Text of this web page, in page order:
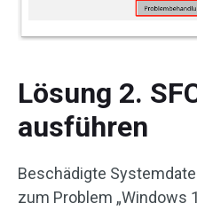
Lösung 2.
ausführen
Beschädigte
zum Problem „Windows